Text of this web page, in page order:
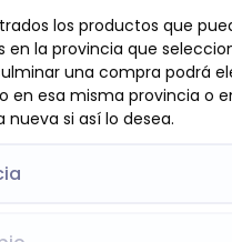
Añadir al carrito
molida de alta
seleccionados que
y textura
los productos que
en la provincia que
una compra podrá
en esa misma provincia o
nueva si así lo desea.
los productos que
en la provincia que
una compra podrá
en esa misma provincia o
nueva si así lo desea.